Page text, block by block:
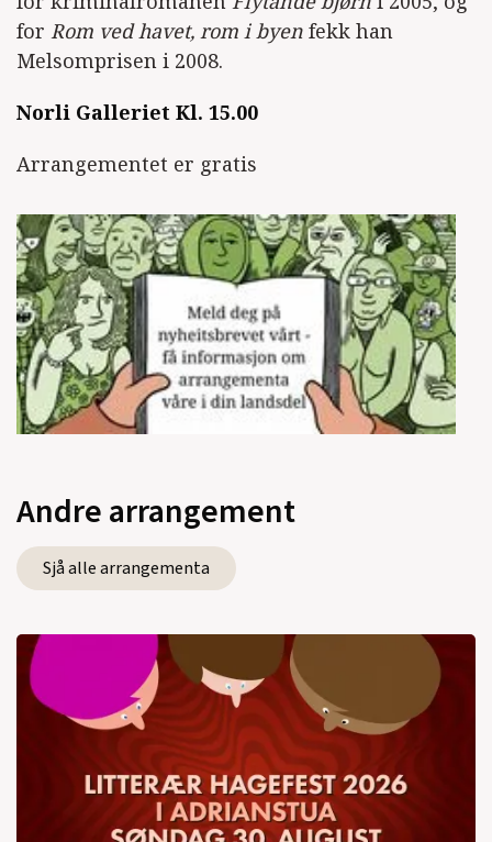
for Rom ved havet, rom i byen fekk han
Melsomprisen i 2008.
Norli Galleriet Kl. 15.00
Arrangementet er gratis
Andre arrangement
Sjå alle arrangementa